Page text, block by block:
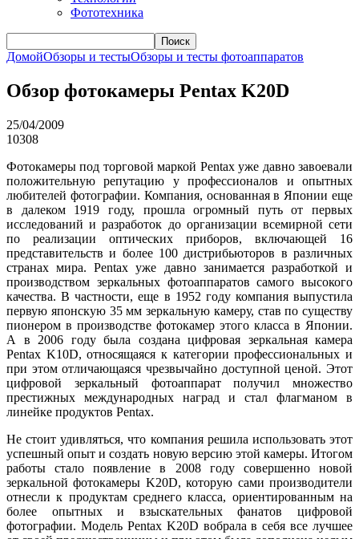
Фототехника
Поиск
ДомойОбзоры и тестыОбзоры и тесты фотоаппаратов
Обзор фотокамеры Pentax K20D
25/04/2009
10308
Фотокамеры под торговой маркой Pentax уже давно завоевали
положительную репутацию у профессионалов и опытных
любителей фотографии. Компания, основанная в Японии еще
в далеком 1919 году, прошла огромный путь от первых
исследований и разработок до организации всемирной сети
по реализации оптических приборов, включающей 16
представительств и более 100 дистрибьюторов в различных
странах мира. Pentax уже давно занимается разработкой и
производством зеркальных фотоаппаратов самого высокого
качества. В частности, еще в 1952 году компания выпустила
первую японскую 35 мм зеркальную камеру, став по существу
пионером в производстве фотокамер этого класса в Японии.
А в 2006 году была создана цифровая зеркальная камера
Pentax K10D, относящаяся к категории профессиональных и
при этом отличающаяся чрезвычайно доступной ценой. Этот
цифровой зеркальный фотоаппарат получил множество
престижных международных наград и стал флагманом в
линейке продуктов Pentax.
Не стоит удивляться, что компания решила использовать этот
успешный опыт и создать новую версию этой камеры. Итогом
работы стало появление в 2008 году совершенно новой
зеркальной фотокамеры K20D, которую сами производители
отнесли к продуктам среднего класса, ориентированным на
более опытных и взыскательных фанатов цифровой
фотографии. Модель Pentax K20D вобрала в себя все лучшее